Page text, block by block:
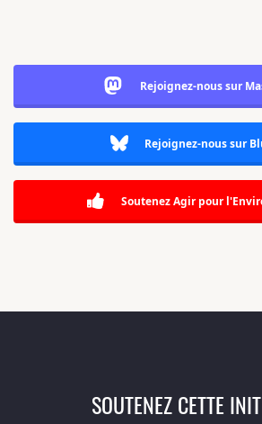
Rejoignez-nous sur
Rejoignez-nous sur
Soutenez Agir pour
SOUTENEZ CETTE